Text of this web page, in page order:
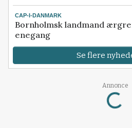
CAP-I-DANMARK
Bornholmsk landmand
enegang
Se flere
Annonce
Loading...